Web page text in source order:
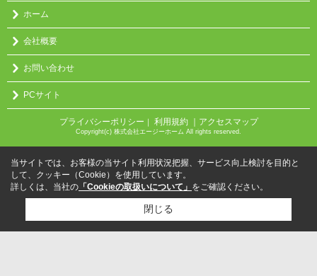
ホーム
会社概要
お問い合わせ
PCサイト
プライバシーポリシー ｜ 利用規約 ｜アクセスマップ
Copyright(c) 株式会社エージーホーム All rights reserved.
当サイトでは、お客様の当サイト利用状況把握、サービス向上検討を目的と
して、クッキー（Cookie）を使用しています。
詳しくは、当社の 「Cookieの取扱いについて」 をご確認ください。
閉じる